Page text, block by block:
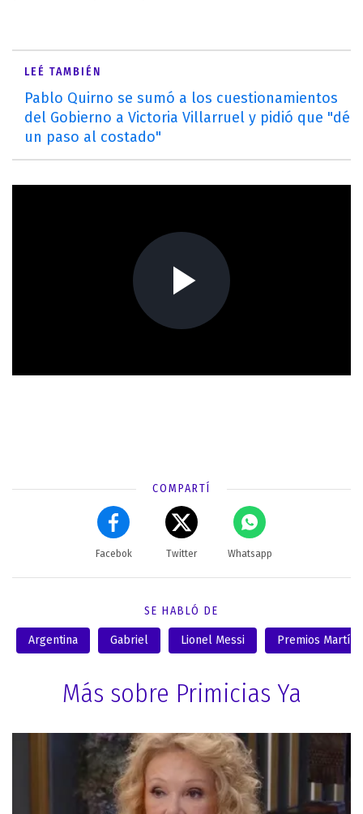
LEÉ TAMBIÉN
Pablo Quirno se sumó a los cuestionamientos
del Gobierno a Victoria Villarruel y pidió que "dé
un paso al costado"
COMPARTÍ
Facebok Twitter Whatsapp
SE HABLÓ DE
Argentina Gabriel Lionel Messi Premios Martín
Más sobre Primicias Ya